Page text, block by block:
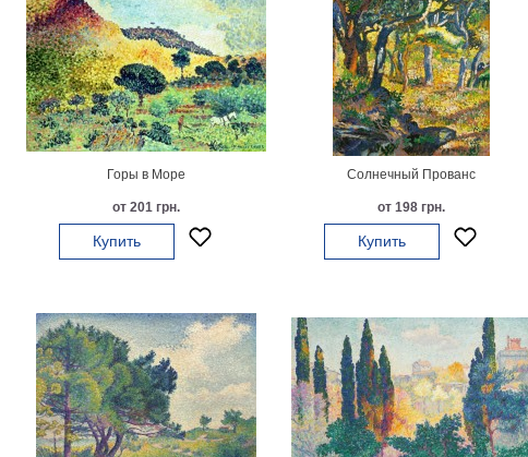
Горы в Море
от 201 грн.
Купить
Солнечный Прованс
от 198 грн.
Купить